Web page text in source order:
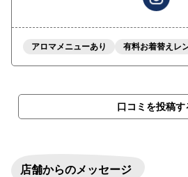
アロマメニューあり 有料お着替えレ
口コミを投稿す
店舗からのメッセージ